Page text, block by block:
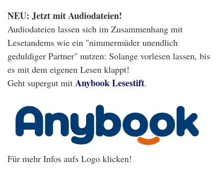
NEU: Jetzt mit Audiodateien!
Audiodateien lassen sich im Zusammenhang mit
Lesetandems wie ein "nimmermüder unendlich
geduldiger Partner" nutzen: Solange vorlesen lassen, bis
es mit dem eigenen Lesen klappt!
Geht supergut mit Anybook Lesestift.
Für mehr Infos aufs Logo klicken!